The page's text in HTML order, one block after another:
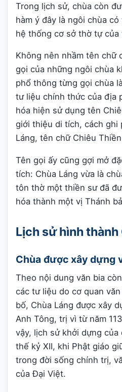
Trong lịch sử, chùa còn
hàm ý đây là ngôi chùa
hệ thống cơ sở thờ tự của
Không nên nhầm tên chữ
gọi của những ngôi chùa
phổ thông từng gọi chùa
tư liệu chính thức của địa
hóa hiện sử dụng tên
giới thiệu di tích, cách ghi
Láng, tên chữ Chiêu Thiền
Tên gọi ấy cũng gợi mở
tích: Chùa Láng vừa là
tôn thờ một thiền sư đã
hóa thành một vị Thánh
Lịch sử hình thành
Chùa được xây dựng
Theo nội dung văn bia
các tư liệu do cơ quan
bố, Chùa Láng được xây
Anh Tông, trị vì từ năm
vậy, lịch sử khởi dựng
thế kỷ XII, khi Phật giáo
trong đời sống chính trị,
của Đại Việt.